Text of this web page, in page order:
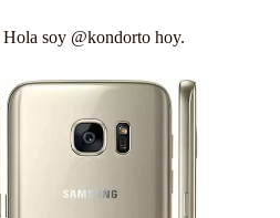
Hola soy @kondorto hoy.